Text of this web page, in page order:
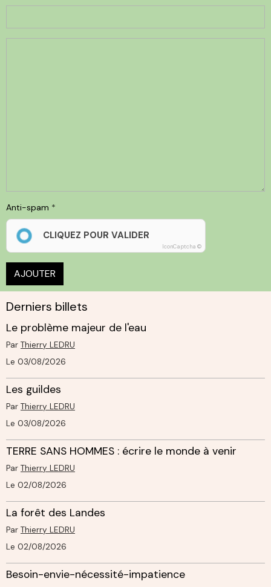
Anti-spam
CLIQUEZ POUR VALIDER
IconCaptcha ©
AJOUTER
Derniers billets
Le problème majeur de l'eau
Par Thierry LEDRU
Le 03/08/2026
Les guildes
Par Thierry LEDRU
Le 03/08/2026
TERRE SANS HOMMES : écrire le monde à venir
Par Thierry LEDRU
Le 02/08/2026
La forêt des Landes
Par Thierry LEDRU
Le 02/08/2026
Besoin-envie-nécessité-impatience